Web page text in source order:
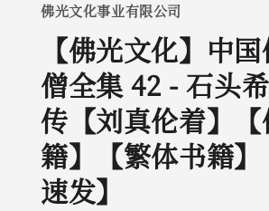
佛光文化事业有限公司
【佛光文化】中
僧全集 42 - 石头
传【刘真伦着】
籍】【繁体书籍
速发】